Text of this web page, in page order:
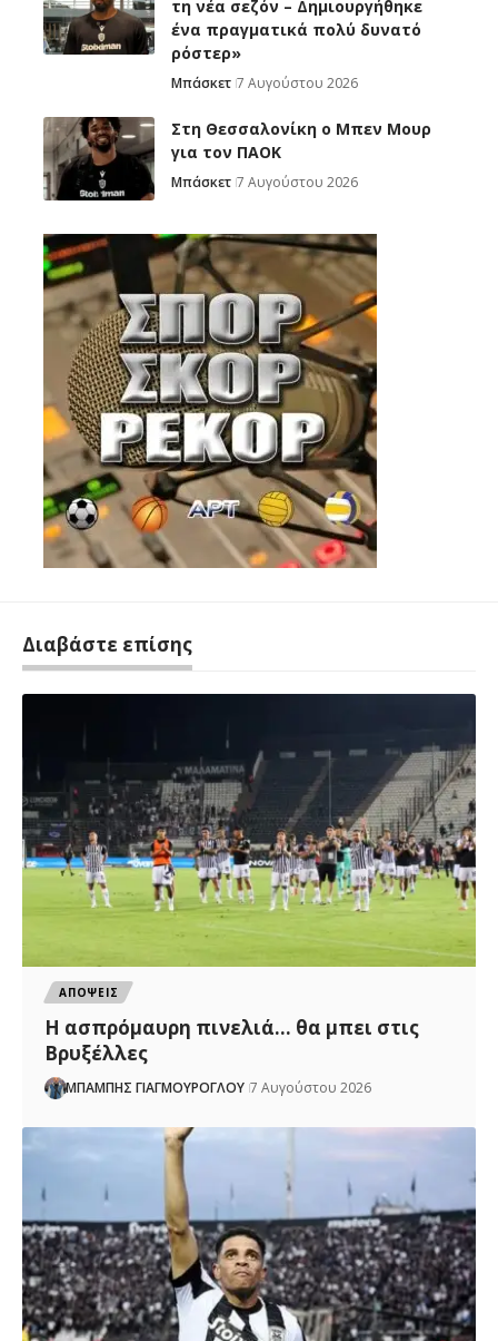
τη νέα σεζόν – Δημιουργήθηκε
ένα πραγματικά πολύ δυνατό
ρόστερ»
Μπάσκετ 7 Αυγούστου 2026
Στη Θεσσαλονίκη ο Μπεν Μουρ
για τον ΠΑΟΚ
Μπάσκετ 7 Αυγούστου 2026
Διαβάστε επίσης
ΑΠΟΨΕΙΣ
Η ασπρόμαυρη πινελιά… θα μπει στις
Βρυξέλλες
ΜΠΑΜΠΗΣ ΓΙΑΓΜΟΥΡΟΓΛΟΥ 7 Αυγούστου 2026